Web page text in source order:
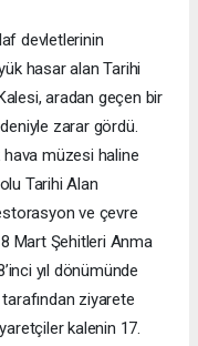
devletlerinin
hasar alan Tarihi
aradan geçen bir
zarar gördü.
hava müzesi haline
Tarihi Alan
ve çevre
Mart Şehitleri Anma
yıl dönümünde
ziyarete
kalenin 17.